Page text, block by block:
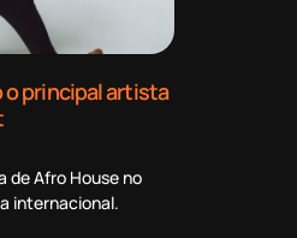
o principal artista
de Afro House no
internacional.